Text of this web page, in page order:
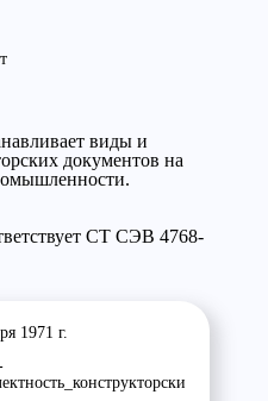
виды и
документов на
СТ СЭВ 4768-
1971 г.